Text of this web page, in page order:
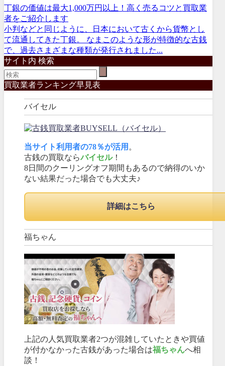
丁銀の価値は最大1,000万円以上！高く売るコツと買取業
者をご紹介します
小判などと同じように、日本において古くから貨幣とし
て流通してきた丁銀。 なまこのような形が特徴的な古銭
で、過去さまざまな種類が発行されました...
サイト内 検索
買取業者ランキング早見表
バイセル
当サイト利用者の78％が活用 。
古銭の買取ならバイセル！
8日間のクーリングオフ期間もあるので納得のいか
ない結果だった場合でも大丈夫♪
詳細はこちら
福ちゃん
上記の人気買取業者2つが混雑していたときや買値
が付かなかった古銭があった場合は福ちゃんへ相
談！